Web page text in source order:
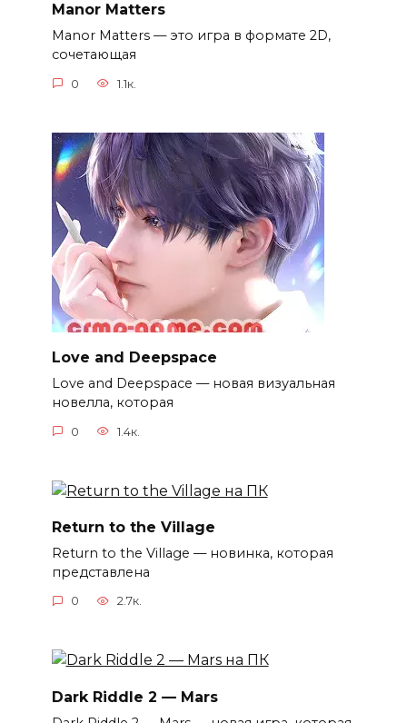
Manor Matters
Manor Matters — это игра в формате 2D,
сочетающая
0 1.1к.
Love and Deepspace
Love and Deepspace — новая визуальная
новелла, которая
0 1.4к.
Return to the Village
Return to the Village — новинка, которая
представлена
0 2.7к.
Dark Riddle 2 — Mars